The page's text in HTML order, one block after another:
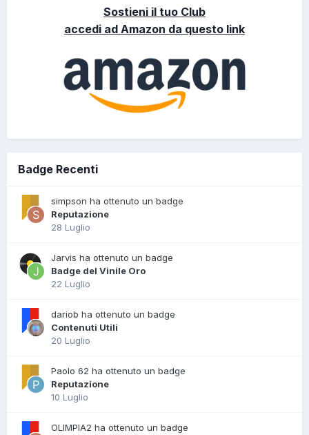
Sostieni il tuo Club
accedi ad Amazon da questo link
Badge Recenti
simpson ha ottenuto un badge
Reputazione
28 Luglio
Jarvis ha ottenuto un badge
Badge del Vinile Oro
22 Luglio
dariob ha ottenuto un badge
Contenuti Utili
20 Luglio
Paolo 62 ha ottenuto un badge
Reputazione
10 Luglio
OLIMPIA2 ha ottenuto un badge